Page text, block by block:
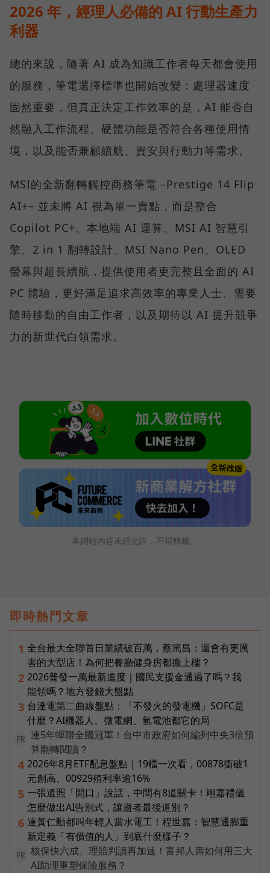
2026 年，經理人必備的 AI 行動生產力
利器
總的來說，隨著 AI 成為知識工作者每天都會使用
的服務，筆電選擇標準也開始改變：處理器速度
固然重要，但真正決定工作效率的是，AI 能否自
然融入工作流程、硬體功能是否符合各種使用情
境，以及能否兼顧續航、資安與行動力等需求。
MSI的全新翻轉觸控商務筆電 –Prestige 14 Flip
AI+– 並未將 AI 視為單一賣點，而是整合
Copilot PC+、本地端 AI 運算、MSI AI 智慧引
擎、2 in 1 翻轉設計、MSI Nano Pen、OLED
螢幕與超長續航，提供使用者更完整且全面的 AI
PC 體驗，更好滿足追求高效率的專業人士、需要
隨時移動的自由工作者，以及期待以 AI 提升競爭
力的新世代白領需求。
本網站內容未經允許，不得轉載。
即時熱門文章
1 全台最大全聯首日業績破百萬，蔡篤昌：還會有更厲
害的大型店！為何把餐廳健身房都搬上樓？
2 2026普發一萬最新進度｜國民支援金通過了嗎？我
能領嗎？地方發錢大盤點
3 台達電第二曲線盤點：「不發火的發電機」SOFC是
什麼？AI機器人、微電網、氫電池都它的局
PR
連5年蟬聯全國冠軍！台中市政府如何編列中央3倍預
算翻轉閱讀？
4 2026年8月ETF配息盤點｜19檔一次看，00878衝破1
元創高、00929殖利率逾16%
5 一張遺照「開口」說話，中間有8道關卡！翊嘉禮儀
怎麼做出AI告別式，讓逝者最後道別？
6 連黃仁勳都叫年輕人當水電工！程世嘉：智慧通膨重
新定義「有價值的人」到底什麼樣子？
PR
核保快六成、理賠判讀再加速！富邦人壽如何用三大
AI助理重塑保險服務？